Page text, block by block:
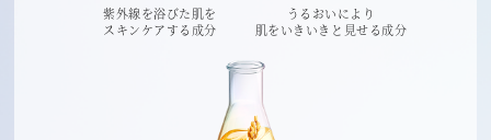
紫外線を浴びた肌を
スキンケアする成分
うるおいにより
肌をいきいきと見せる成分